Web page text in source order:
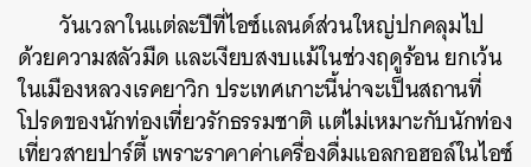
วันเวลาในแต่ละปีที่ไอซ์แลนด์ส่วนใหญ่ปกคลุมไป
ด้วยความสลัวมืด และเงียบสงบแม้ในช่วงฤดูร้อน ยกเว้น
ในเมืองหลวงเรคยาวิก ประเทศเกาะนี้น่าจะเป็นสถานที่
โปรดของนักท่องเที่ยวรักธรรมชาติ แต่ไม่เหมาะกับนักท่อง
เที่ยวสายปาร์ตี้ เพราะราคาค่าเครื่องดื่มแอลกอฮอล์ในไอซ์